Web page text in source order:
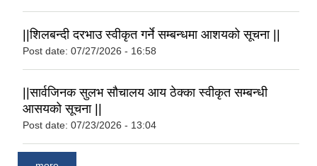
||शिलबन्दी दरभाउ स्वीकृत गर्ने सम्बन्धमा आशयको सूचना ||
Post date: 07/27/2026 - 16:58
||सार्वजिनक सुलभ सौचालय आय ठेक्का स्वीकृत सम्बन्धी
आसयको सूचना ||
Post date: 07/23/2026 - 13:04